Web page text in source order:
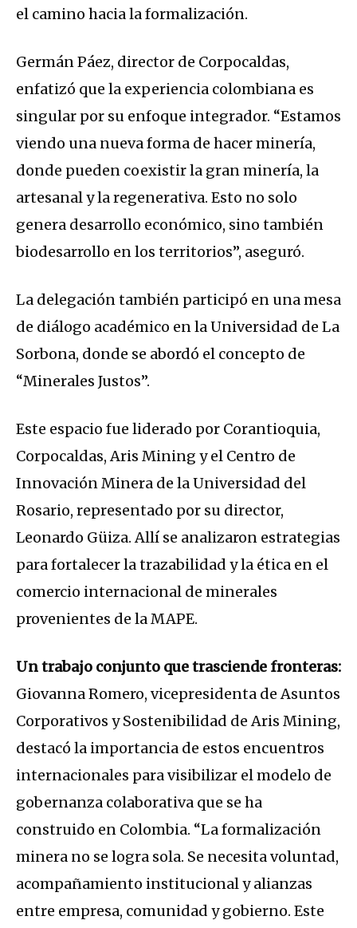
el camino hacia la formalización.
Germán Páez, director de Corpocaldas,
enfatizó que la experiencia colombiana es
singular por su enfoque integrador. “Estamos
viendo una nueva forma de hacer minería,
donde pueden coexistir la gran minería, la
artesanal y la regenerativa. Esto no solo
genera desarrollo económico, sino también
biodesarrollo en los territorios”, aseguró.
La delegación también participó en una mesa
de diálogo académico en la Universidad de La
Sorbona, donde se abordó el concepto de
“Minerales Justos”.
Este espacio fue liderado por Corantioquia,
Corpocaldas, Aris Mining y el Centro de
Innovación Minera de la Universidad del
Rosario, representado por su director,
Leonardo Güiza. Allí se analizaron estrategias
para fortalecer la trazabilidad y la ética en el
comercio internacional de minerales
provenientes de la MAPE.
Un trabajo conjunto que trasciende fronteras:
Giovanna Romero, vicepresidenta de Asuntos
Corporativos y Sostenibilidad de Aris Mining,
destacó la importancia de estos encuentros
internacionales para visibilizar el modelo de
gobernanza colaborativa que se ha
construido en Colombia. “La formalización
minera no se logra sola. Se necesita voluntad,
acompañamiento institucional y alianzas
entre empresa, comunidad y gobierno. Este